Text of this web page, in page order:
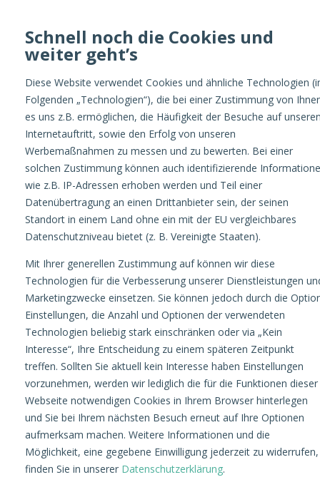
Schnell noch die Cookies und
weiter geht’s
Diese Website verwendet Cookies und ähnliche Technologien
Folgenden „Technologien“), die bei einer Zustimmung von
es uns z.B. ermöglichen, die Häufigkeit der Besuche auf
Internetauftritt, sowie den Erfolg von unseren
Werbemaßnahmen zu messen und zu bewerten. Bei einer
solchen Zustimmung können auch identifizierende
wie z.B. IP-Adressen erhoben werden und Teil einer
Datenübertragung an einen Drittanbieter sein, der seinen
Standort in einem Land ohne ein mit der EU vergleichbares
Datenschutzniveau bietet (z. B. Vereinigte Staaten).
Mit Ihrer generellen Zustimmung auf können wir diese
Technologien für die Verbesserung unserer Dienstleistungen
Marketingzwecke einsetzen. Sie können jedoch durch die
Einstellungen, die Anzahl und Optionen der verwendeten
Technologien beliebig stark einschränken oder via „Kein
Interesse“, Ihre Entscheidung zu einem späteren Zeitpunkt
treffen. Sollten Sie aktuell kein Interesse haben Einstellungen
vorzunehmen, werden wir lediglich die für die Funktionen dieser
Webseite notwendigen Cookies in Ihrem Browser hinterlegen
und Sie bei Ihrem nächsten Besuch erneut auf Ihre Optionen
aufmerksam machen. Weitere Informationen und die
Möglichkeit, eine gegebene Einwilligung jederzeit zu widerrufen,
finden Sie in unserer Datenschutzerklärung.
Optimize
AUTOR:JANNICK
RAUSCHER